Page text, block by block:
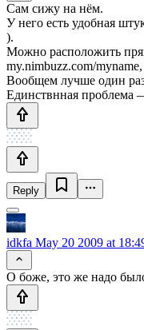
Сам сижу на нём.
У него есть удобная
).
Можно расположить
my.nimbuzz.com/
Вообщем лучше один
Единствнная проблема
Reply
idkfa May 20 2009 at
О боже, это же надо